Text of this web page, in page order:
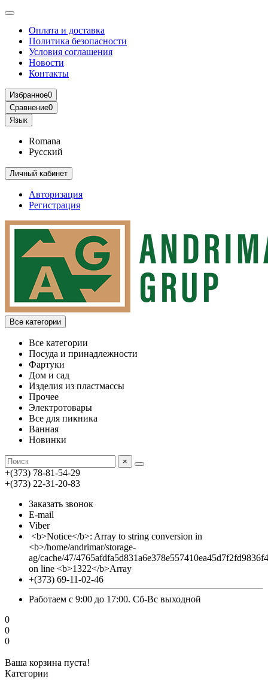
Оплата и доставка
Политика безопасности
Условия соглашения
Новости
Контакты
Избранное0
Сравнение0
Язык
Romana
Русский
Личный кабинет
Авторизация
Регистрация
Все категории
Все категории
Посуда и принадлежности
Фартуки
Дом и сад
Изделия из пластмассы
Прочее
Электротовары
Все для пикника
Ванная
Новинки
×
+(373) 78-81-54-29
+(373) 22-31-20-83
Заказать звонок
E-mail
Viber
<b>Notice</b>: Array to string conversion in
<b>/home/andrimar/storage-
ag/cache/47/
on line <b>1322</b>Array
+(373) 69-11-02-46
Работаем с 9:00 до 17:00. Сб-Вс выходной
0
0
0
Ваша корзина пуста!
Категории